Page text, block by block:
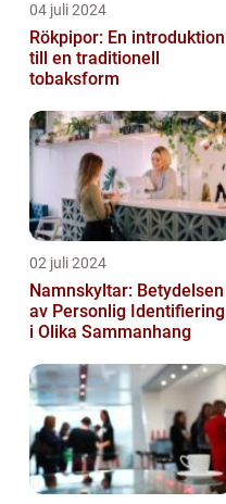
04 juli 2024
Rökpipor: En introduktion
till en traditionell
tobaksform
02 juli 2024
Namnskyltar: Betydelsen
av Personlig Identifiering
i Olika Sammanhang